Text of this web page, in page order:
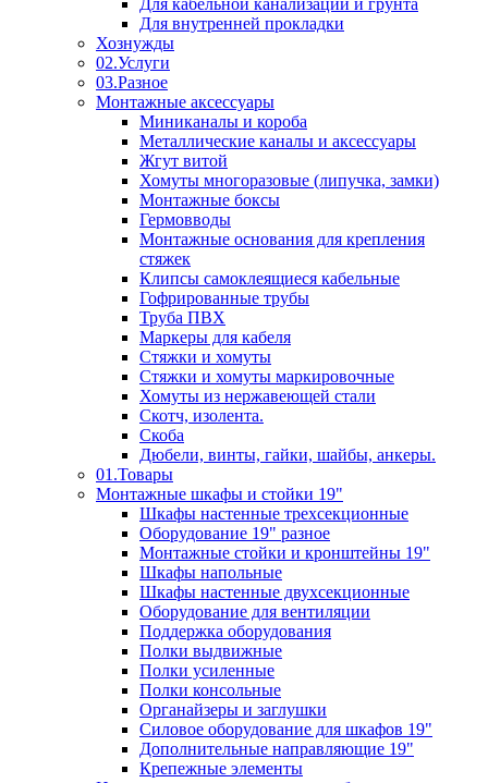
Для кабельной канализации и грунта
Для внутренней прокладки
Хознужды
02.Услуги
03.Разное
Монтажные аксессуары
Миниканалы и короба
Металлические каналы и аксессуары
Жгут витой
Хомуты многоразовые (липучка, замки)
Монтажные боксы
Гермовводы
Монтажные основания для крепления
стяжек
Клипсы самоклеящиеся кабельные
Гофрированные трубы
Труба ПВХ
Маркеры для кабеля
Стяжки и хомуты
Стяжки и хомуты маркировочные
Хомуты из нержавеющей стали
Скотч, изолента.
Скоба
Дюбели, винты, гайки, шайбы, анкеры.
01.Товары
Монтажные шкафы и стойки 19"
Шкафы настенные трехсекционные
Оборудование 19" разное
Монтажные стойки и кронштейны 19"
Шкафы напольные
Шкафы настенные двухсекционные
Оборудование для вентиляции
Поддержка оборудования
Полки выдвижные
Полки усиленные
Полки консольные
Органайзеры и заглушки
Силовое оборудование для шкафов 19"
Дополнительные направляющие 19"
Крепежные элементы